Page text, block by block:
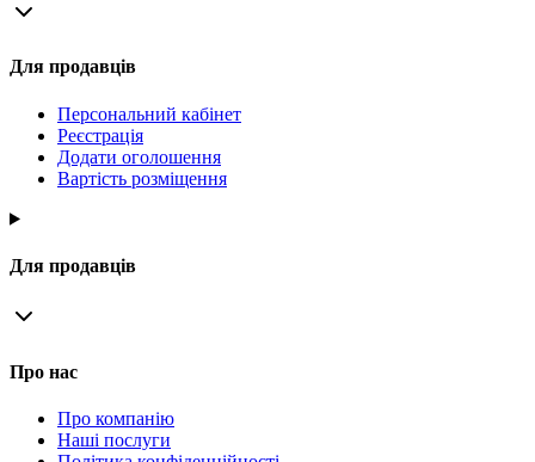
Для продавців
Персональний кабінет
Реєстрація
Додати оголошення
Вартість розміщення
Для продавців
Про нас
Про компанію
Наші послуги